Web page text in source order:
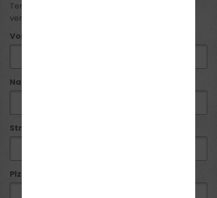
Termin am
verbindlich an.
Vorname*:
Name*:
Straße / Nr:
Plz*: